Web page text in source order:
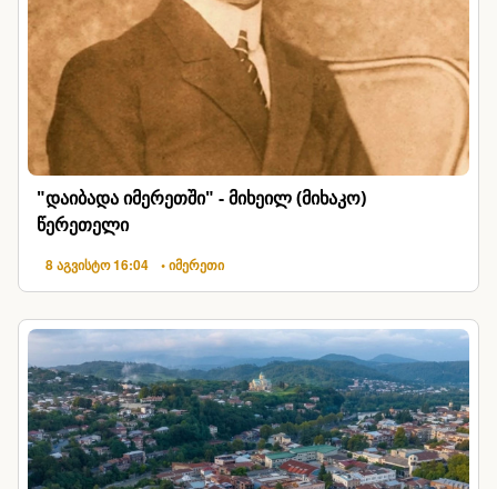
"დაიბადა იმერეთში" - მიხეილ (მიხაკო)
წერეთელი
8 აგვისტო 16:04 • იმერეთი